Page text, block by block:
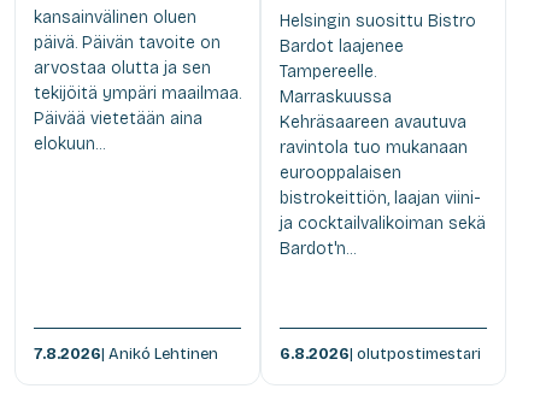
kansainvälinen oluen
päivä. Päivän tavoite on
arvostaa olutta ja sen
tekijöitä ympäri maailmaa.
Päivää vietetään aina
elokuun...
7.8.2026| Anikó Lehtinen
Helsingin suosittu Bistro
Bardot laajenee
Tampereelle.
Marraskuussa
Kehräsaareen avautuva
ravintola tuo mukanaan
eurooppalaisen
bistrokeittiön, laajan viini-
ja cocktailvalikoiman sekä
Bardot'n...
6.8.2026| olutpostimestari